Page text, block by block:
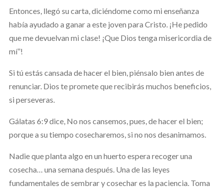
Entonces, llegó su carta, diciéndome como mi enseñanza
había ayudado a ganar a este joven para Cristo. ¡He pedido
que me devuelvan mi clase! ¡Que Dios tenga misericordia de
mí”!
Si tú estás cansada de hacer el bien, piénsalo bien antes de
renunciar. Dios te promete que recibirás muchos beneficios,
si perseveras.
Gálatas 6:9 dice, No nos cansemos, pues, de hacer el bien;
porque a su tiempo cosecharemos, si no nos desanimamos.
Nadie que planta algo en un huerto espera recoger una
cosecha… una semana después. Una de las leyes
fundamentales de sembrar y cosechar es la paciencia. Toma